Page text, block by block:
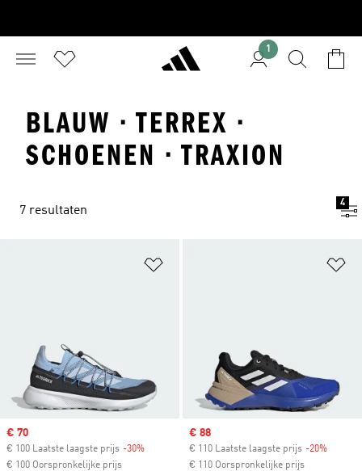
1
BLAUW · TERREX ·
SCHOENEN · TRAXION
7 resultaten
4
Sale price
€ 70
€ 100 Laatste laagste prijs -30%
€ 100 Oorspronkelijke prijs
Sale price
€ 88
€ 110 Laatste laagste prijs -20%
€ 110 Oorspronkelijke prijs